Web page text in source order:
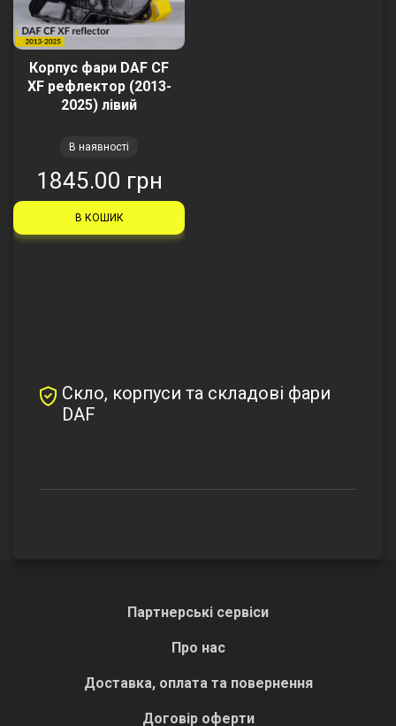
Корпус фари DAF CF
XF рефлектор (2013-
2025) лівий
В наявності
1845.00 грн
В КОШИК
Скло, корпуси та складові фари
DAF
Партнерські сервіси
Про нас
Доставка, оплата та повернення
Договір оферти